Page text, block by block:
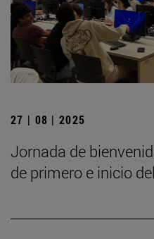
27 | 08 | 2025
Jornada de
de primero e inicio